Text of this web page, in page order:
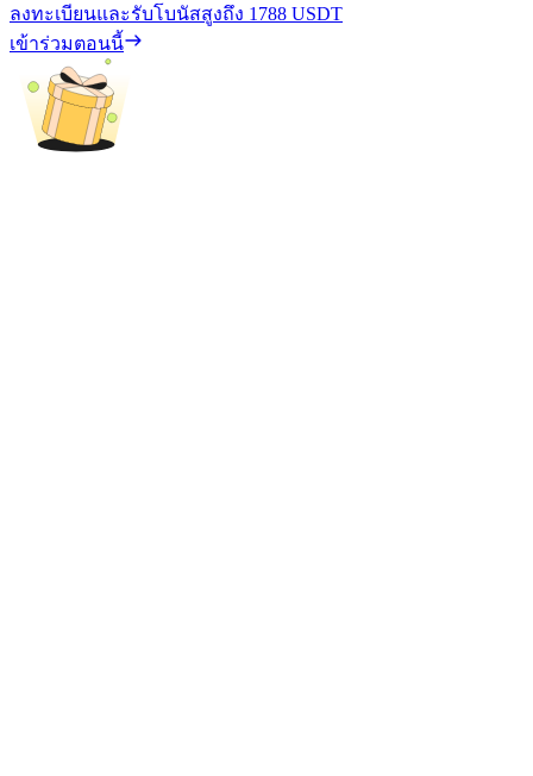
ลงทะเบียนและรับโบนัสสูงถึง 1788 USDT
เข้าร่วมตอนนี้